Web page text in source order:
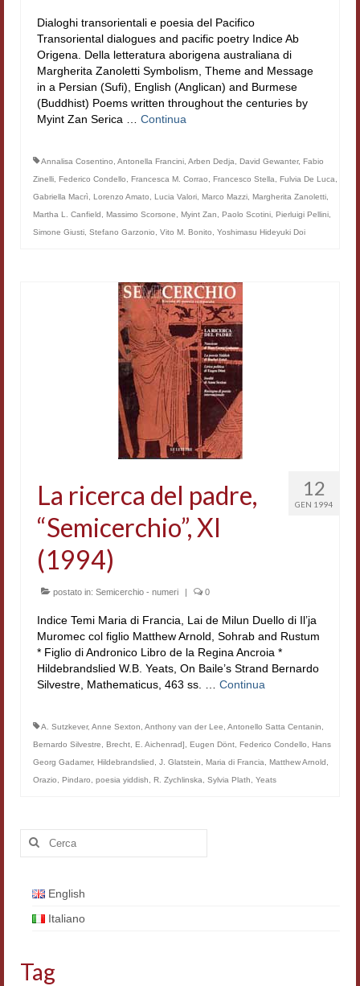
Testi Mediolatini
Altri volumi
Atti di convegno
Semicerchio
Presentazione
Sezioni bibliografiche
Saggi e testi online
Poesia inglese postcoloniale
Comitato scientifico
Norme etiche e redazionali
Contatti e indirizzi
Progetti
Biblioteca
Tutte le news
News Semicerchio
Eventi
Dialoghi transorientali e poesia del Pacifico
Transoriental dialogues and pacific poetry Indice Ab
Origena. Della letteratura aborigena australiana di
Margherita Zanoletti Symbolism, Theme and Message
in a Persian (Sufi), English (Anglican) and Burmese
(Buddhist) Poems written throughout the centuries by
Myint Zan Serica … Continua
Annalisa Cosentino Antonella Francini Arben Dedja David Gewanter, Fabio
Zinelli Federico Condello Francesca M. Corrao Francesco Stella Fulvia De Luca
Gabriella Macrì
Lorenzo Amato Lucia Valori Marco Mazzi Margherita Zanoletti
Martha L. Canfield
Massimo Scorsone Myint Zan Paolo Scotini Pierluigi Pellini
Simone Giusti Stefano Garzonio Vito M. Bonito Yoshimasu Hideyuki Doi
12
GEN 1994
La ricerca del padre,
“Semicerchio”, XI
(1994)
postato in: Semicerchio - numeri | 0
Indice Temi Maria di Francia, Lai de Milun Duello di Il’ja
Muromec col figlio Matthew Arnold, Sohrab and Rustum
* Figlio di Andronico Libro de la Regina Ancroia *
Hildebrandslied W.B. Yeats, On Baile’s Strand Bernardo
Silvestre, Mathematicus, 463 ss. … Continua
A. Sutzkever, Anne Sexton Anthony van der Lee Antonello Satta Centanin
Bernardo Silvestre
Brecht E. Aichenrad] Eugen Dönt Federico Condello
Hans
Georg Gadamer, Hildebrandslied J. Glatstein Maria di Francia Matthew Arnold
Orazio
Pindaro poesia yiddish R. Zychlinska Sylvia Plath Yeats
Cerca:
English
Italiano
Tag